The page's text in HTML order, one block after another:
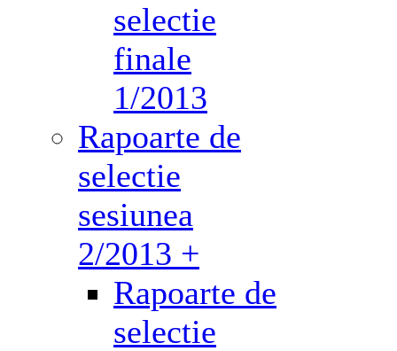
selectie
finale
1/2013
Rapoarte de
selectie
sesiunea
2/2013 +
Rapoarte de
selectie